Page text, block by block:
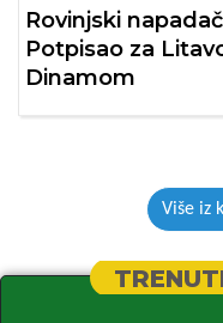
Rovinjski
Potpisao za
Dinamom
Više iz